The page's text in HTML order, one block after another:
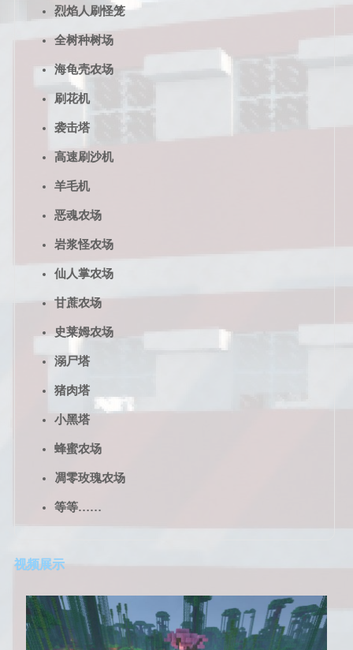
烈焰人刷怪笼
全树种树场
海龟壳农场
刷花机
袭击塔
高速刷沙机
羊毛机
恶魂农场
岩浆怪农场
仙人掌农场
甘蔗农场
史莱姆农场
溺尸塔
猪肉塔
小黑塔
蜂蜜农场
凋零玫瑰农场
等等……
视频展示